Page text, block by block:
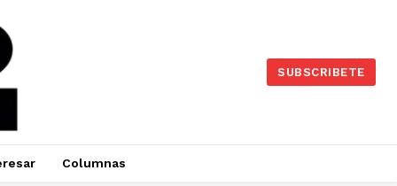
SUBSCRIBETE
Columnas